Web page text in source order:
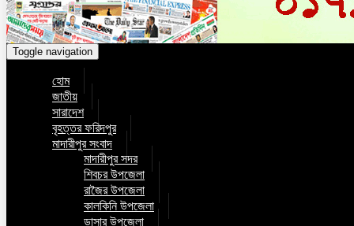
Toggle navigation
হোম
জাতীয়
সারাদেশ
বৃহত্তর ফরিদপুর
মাদারীপুর সংবাদ
মাদারীপুর সদর
শিবচর উপজেলা
রাজৈর উপজেলা
কালকিনি উপজেলা
ডাসার উপজেলা